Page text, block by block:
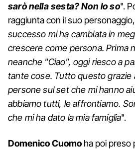
sarò nella sesta? Non lo so".
raggiunta con il suo
successo mi ha cambiata in
crescere come persona. Prima
neanche "Ciao", oggi riesco a
tante cose. Tutto questo grazie
persone sul set che mi hanno
abbiamo tutti, le affrontiamo.
che mi ha dato la mia famiglia".
Domenico Cuomo ha poi preso